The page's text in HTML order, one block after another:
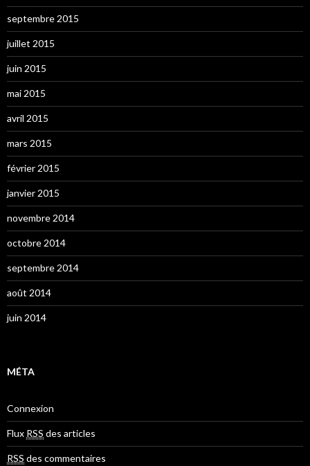
septembre 2015
juillet 2015
juin 2015
mai 2015
avril 2015
mars 2015
février 2015
janvier 2015
novembre 2014
octobre 2014
septembre 2014
août 2014
juin 2014
MÉTA
Connexion
Flux RSS des articles
RSS des commentaires